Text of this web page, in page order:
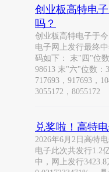
创业板高特电
吗？
创业板高特电子于
电子网上发行最终
码如下： 末"四"位
98613 末"六"位数：
717693，917693，
3055172，8055172
兑奖啦！高特
2026年6月2日高特
电子此次共发行1.2
中，网上发行